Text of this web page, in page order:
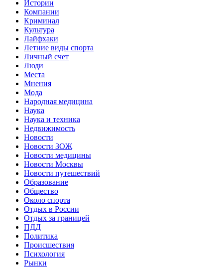
Истории
Компании
Криминал
Культура
Лайфхаки
Летние виды спорта
Личный счет
Люди
Места
Мнения
Мода
Народная медицина
Наука
Наука и техника
Недвижимость
Новости
Новости ЗОЖ
Новости медицины
Новости Москвы
Новости путешествий
Образование
Общество
Около спорта
Отдых в России
Отдых за границей
ПДД
Политика
Происшествия
Психология
Рынки